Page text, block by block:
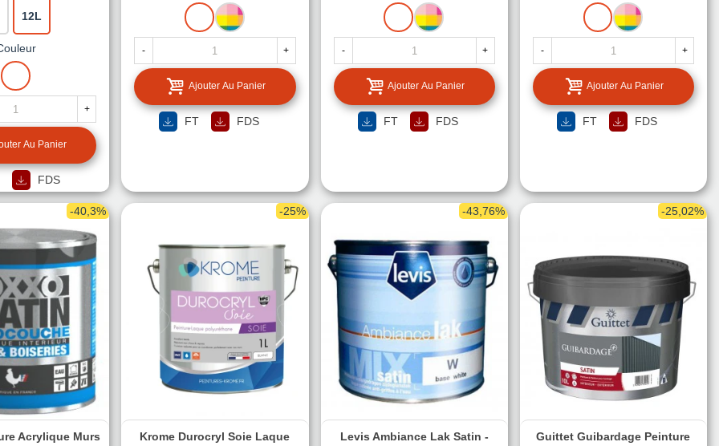
12L
BLANC
+
Au Panier
FDS
BLANCMISE
A
TEINTE
- +
Ajouter Au Panier
FT FDS
BLANCMISE
A
TEINTE
- +
Ajouter Au Panier
FT FDS
BLANCMISE
A
TEINTE
- +
Ajouter Au Panier
FT FDS
-40,3%
Acrylique Murs
-25%
Krome Durocryl Soie Laque
-43,76%
Levis Ambiance Lak Satin -
-25,02%
Guittet Guibardage Peinture